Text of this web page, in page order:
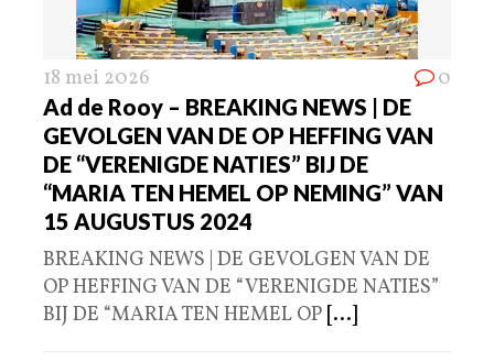
18 mei 2026 0
Ad de Rooy – BREAKING NEWS | DE
GEVOLGEN VAN DE OP HEFFING VAN
DE “VERENIGDE NATIES” BIJ DE
“MARIA TEN HEMEL OP NEMING” VAN
15 AUGUSTUS 2024
BREAKING NEWS | DE GEVOLGEN VAN DE
OP HEFFING VAN DE “VERENIGDE NATIES”
BIJ DE “MARIA TEN HEMEL OP [...]